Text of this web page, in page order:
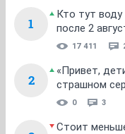
1
Кто тут воду
после 2
17 411
2
«Привет,
страшном
0 3
Стоит